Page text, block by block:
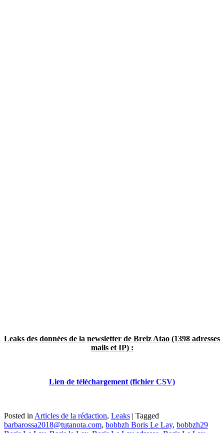
Leaks des données de la newsletter de Breiz Atao (1398 adresses
mails et IP) :
Lien de téléchargement (fichier CSV)
Posted in Articles de la rédaction, Leaks | Tagged
barbarossa2018@tutanota.com, bobbzh Boris Le Lay, bobbzh29